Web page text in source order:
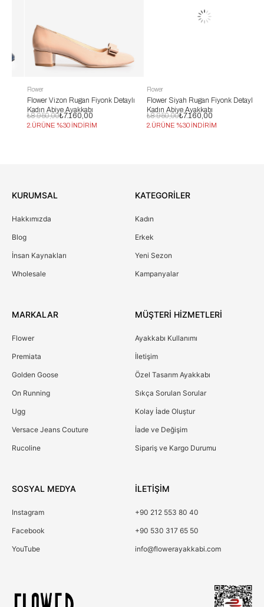
Flower
Flower Vizon Rugan Fiyonk Detaylı
Kadın Abiye Ayakkabı
₺7.160,00
₺8.950,00
2.ÜRÜNE %30 İNDİRİM
Flower
Flower Siyah Rugan Fiyonk Detaylı
Kadın Abiye Ayakkabı
₺7.160,00
₺8.950,00
2.ÜRÜNE %30 İNDİRİM
KURUMSAL
Hakkımızda
Blog
İnsan Kaynakları
Wholesale
KATEGORİLER
Kadın
Erkek
Yeni Sezon
Kampanyalar
MARKALAR
Flower
Premiata
Golden Goose
On Running
Ugg
Versace Jeans Couture
Rucoline
MÜŞTERİ HİZMETLERİ
Ayakkabı Kullanımı
İletişim
Özel Tasarım Ayakkabı
Sıkça Sorulan Sorular
Kolay İade Oluştur
İade ve Değişim
Sipariş ve Kargo Durumu
SOSYAL MEDYA
Instagram
Facebook
YouTube
İLETİŞİM
+90 212 553 80 40
+90 530 317 65 50
info@flowerayakkabi.com